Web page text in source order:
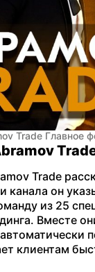
Trade Главное
Trade
канала он
из 25
Вместе
клиентам